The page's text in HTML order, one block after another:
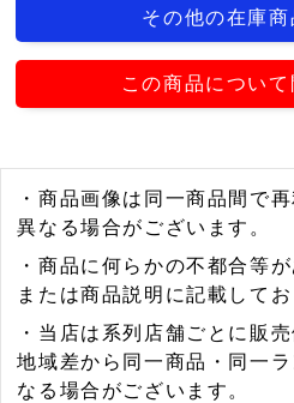
その他の在庫商
この商品につい
・商品画像は同一商品間で
異なる場合がございます。
・商品に何らかの不都合等
または商品説明に記載してお
・当店は系列店舗ごとに販
地域差から同一商品・同一
なる場合がございます。